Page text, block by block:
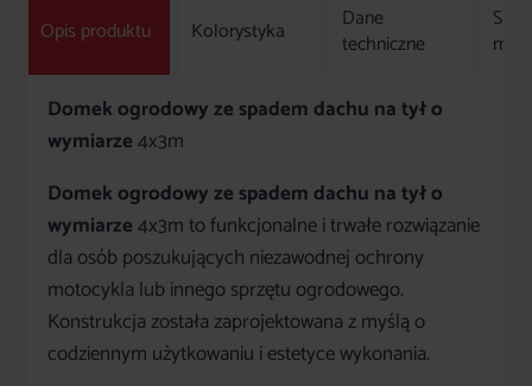
Opis produktu Kolorystyka
Dane
techniczne
Domek ogrodowy ze spadem dachu na tył o
wymiarze4x3m
Domek ogrodowyze spadem dachu na tył o
wymiarze4x3mto funkcjonalne i trwałe rozwiązanie
dla osób poszukujących niezawodnej ochrony
motocykla lub innego sprzętu ogrodowego.
Konstrukcja została zaprojektowana z myślą o
codziennym użytkowaniu i estetyce wykonania.